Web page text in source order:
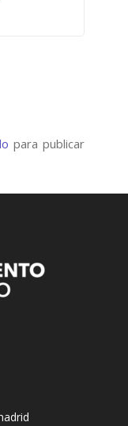
para publicar